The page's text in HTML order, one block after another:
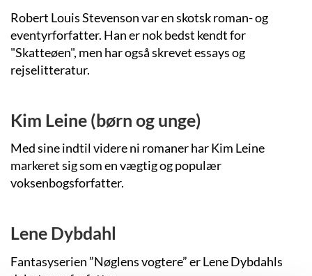
Robert Louis Stevenson var en skotsk roman- og
eventyrforfatter. Han er nok bedst kendt for
"Skatteøen", men har også skrevet essays og
rejselitteratur.
Kim Leine (børn og unge)
Med sine indtil videre ni romaner har Kim Leine
markeret sig som en vægtig og populær
voksenbogsforfatter.
Lene Dybdahl
Fantasyserien ”Nøglens vogtere” er Lene Dybdahls